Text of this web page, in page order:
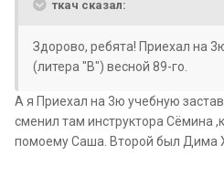
ткач сказал:
Здорово, ребята! Приехал на
(литера "В") весной 89-го.
А я Приехал на 3ю учебную
сменил там инструктора Сёмина
помоему Саша. Второй был Дима